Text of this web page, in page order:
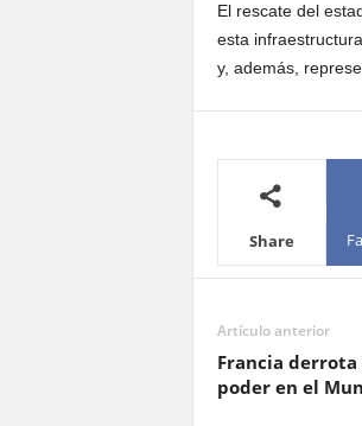
El rescate del
esta
y, además,
Share
Artículo anterior
Francia
poder en el